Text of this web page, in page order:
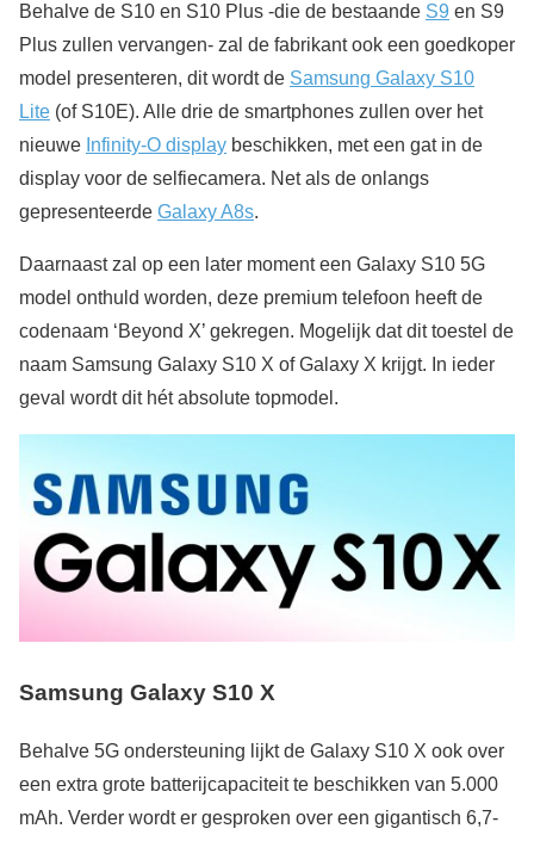
Behalve de S10 en S10 Plus -die de bestaande S9 en S9
Plus zullen vervangen- zal de fabrikant ook een goedkoper
model presenteren, dit wordt de Samsung Galaxy S10
Lite (of S10E). Alle drie de smartphones zullen over het
nieuwe Infinity-O display beschikken, met een gat in de
display voor de selfiecamera. Net als de onlangs
gepresenteerde Galaxy A8s.
Daarnaast zal op een later moment een Galaxy S10 5G
model onthuld worden, deze premium telefoon heeft de
codenaam ‘Beyond X’ gekregen. Mogelijk dat dit toestel de
naam Samsung Galaxy S10 X of Galaxy X krijgt. In ieder
geval wordt dit hét absolute topmodel.
Samsung Galaxy S10 X
Behalve 5G ondersteuning lijkt de Galaxy S10 X ook over
een extra grote batterijcapaciteit te beschikken van 5.000
mAh. Verder wordt er gesproken over een gigantisch 6,7-